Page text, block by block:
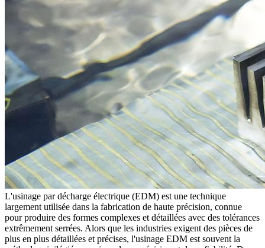
L'usinage par décharge électrique (EDM) est une technique
largement utilisée dans la fabrication de haute précision, connue
pour produire des formes complexes et détaillées avec des tolérances
extrêmement serrées. Alors que les industries exigent des pièces de
plus en plus détaillées et précises, l'usinage EDM est souvent la